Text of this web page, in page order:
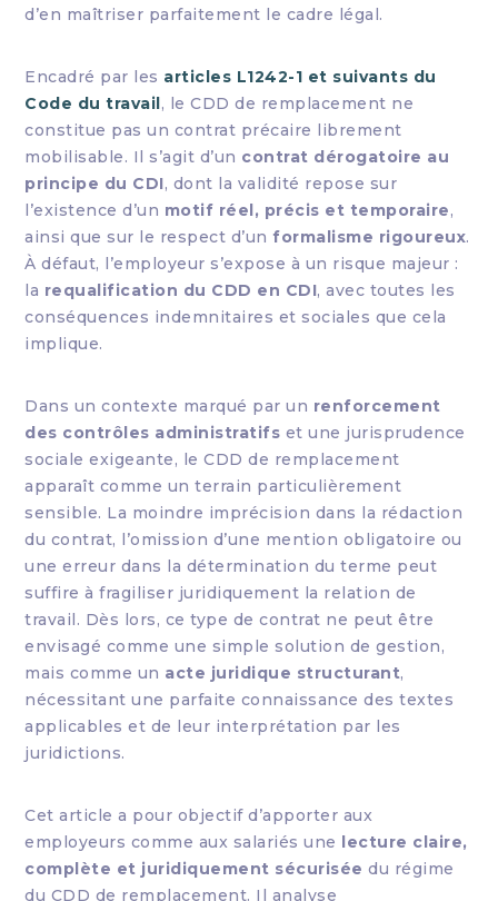
d’en maîtriser parfaitement le cadre légal.
Encadré par les articles L1242-1 et suivants du
Code du travail, le CDD de remplacement ne
constitue pas un contrat précaire librement
mobilisable. Il s’agit d’un contrat dérogatoire au
principe du CDI, dont la validité repose sur
l’existence d’un motif réel, précis et temporaire,
ainsi que sur le respect d’un formalisme rigoureux.
À défaut, l’employeur s’expose à un risque majeur :
la requalification du CDD en CDI, avec toutes les
conséquences indemnitaires et sociales que cela
implique.
Dans un contexte marqué par un renforcement
des contrôles administratifs et une jurisprudence
sociale exigeante, le CDD de remplacement
apparaît comme un terrain particulièrement
sensible. La moindre imprécision dans la rédaction
du contrat, l’omission d’une mention obligatoire ou
une erreur dans la détermination du terme peut
suffire à fragiliser juridiquement la relation de
travail. Dès lors, ce type de contrat ne peut être
envisagé comme une simple solution de gestion,
mais comme un acte juridique structurant,
nécessitant une parfaite connaissance des textes
applicables et de leur interprétation par les
juridictions.
Cet article a pour objectif d’apporter aux
employeurs comme aux salariés une lecture claire,
complète et juridiquement sécurisée du régime
du CDD de remplacement. Il analyse